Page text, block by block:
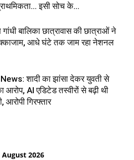
इसी सोच के...
बालिका छात्रावास की छात्राओं ने
आधे घंटे तक जाम रहा नेशनल
शादी का झांसा देकर युवती से
आरोप, AI एडिटेड तस्वीरों से बढ़ी थी
आरोपी गिरफ्तार
August 2026